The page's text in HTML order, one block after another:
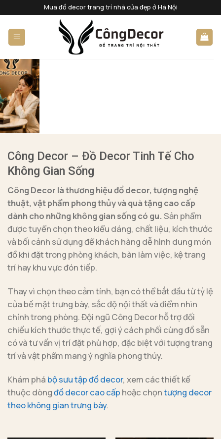
qua
nội
dung
Mua đồ decor trang trí nhà cửa đẹp ở Hà Nội
Công Decor – Đồ Decor Tinh Tế Cho
Không Gian Sống
Công Decor là thương hiệu đồ decor, tượng nghệ
thuật, vật phẩm phong thủy và quà tặng cao cấp
dành cho những không gian sống có gu. Sản phẩm
được tuyển chọn theo kiểu dáng, chất liệu, kích thước
và bối cảnh sử dụng để khách hàng dễ hình dung món
đồ khi đặt trong phòng khách, bàn làm việc, kệ trang
trí hay khu vực đón tiếp.
Thay vì chọn theo cảm tính, bạn có thể bắt đầu từ tỷ lệ
của bề mặt trưng bày, sắc độ nội thất và điểm nhìn
chính trong phòng. Đội ngũ Công Decor hỗ trợ đối
chiếu kích thước thực tế, gợi ý cách phối cùng đồ sẵn
có và tư vấn vị trí đặt phù hợp, đặc biệt với tượng trang
trí và vật phẩm mang ý nghĩa phong thủy.
Khám phá bộ sưu tập đồ decor, xem các thiết kế
thuộc dòngđồ decor cao cấp hoặc chọntượng decor
theo không gian trưng bày.